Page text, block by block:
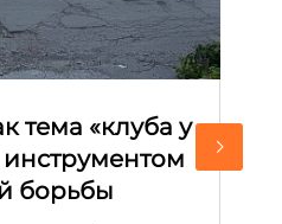
тема «клуба у
инструментом
борьбы